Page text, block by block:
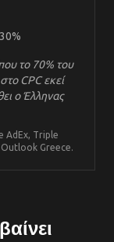
30%
το 70% του
CPC εκεί
ο Έλληνας
AdEx, Triple
Greece.